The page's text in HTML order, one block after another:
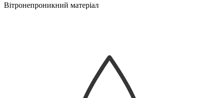
Вітронепроникний матеріал